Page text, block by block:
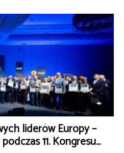
liderów Europy –
11. Kongresu...